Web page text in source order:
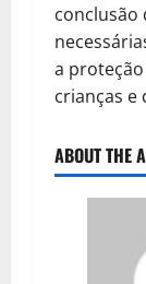
conclusão
a
crianças e
ABOUT THE